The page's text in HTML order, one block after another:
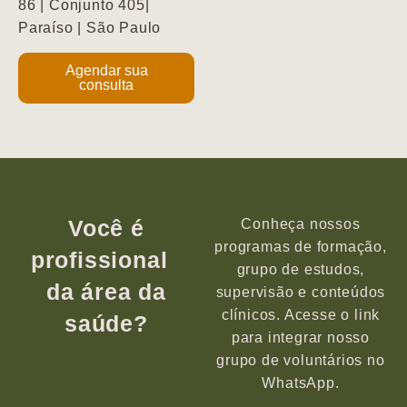
86 | Conjunto 405|
Paraíso | São Paulo
Agendar sua
consulta
Você é
profissional
da área da
saúde?
Conheça nossos
programas de formação,
grupo de estudos,
supervisão e conteúdos
clínicos. Acesse o link
para integrar nosso
grupo de voluntários no
WhatsApp.